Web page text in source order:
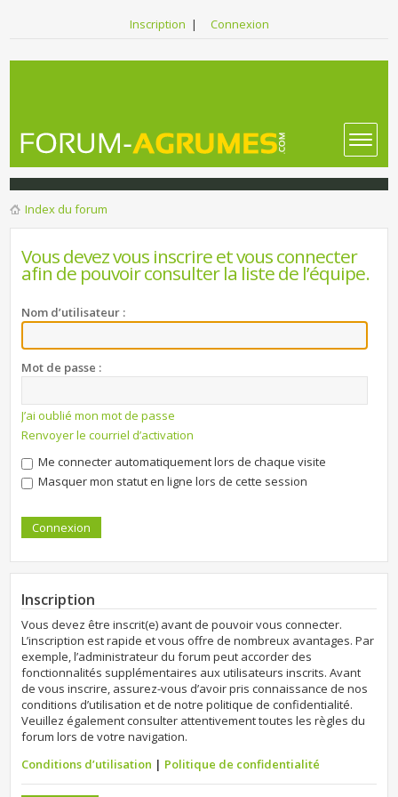
Inscription | Connexion
Index du forum
Vous devez vous inscrire et vous connecter
afin de pouvoir consulter la liste de l’équipe.
Nom d’utilisateur :
Mot de passe :
J’ai oublié mon mot de passe
Renvoyer le courriel d’activation
Me connecter automatiquement lors de chaque visite
Masquer mon statut en ligne lors de cette session
Inscription
Vous devez être inscrit(e) avant de pouvoir vous connecter.
L’inscription est rapide et vous offre de nombreux avantages. Par
exemple, l’administrateur du forum peut accorder des
fonctionnalités supplémentaires aux utilisateurs inscrits. Avant
de vous inscrire, assurez-vous d’avoir pris connaissance de nos
conditions d’utilisation et de notre politique de confidentialité.
Veuillez également consulter attentivement toutes les règles du
forum lors de votre navigation.
Conditions d’utilisation | Politique de confidentialité